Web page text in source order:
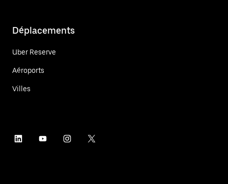
Déplacements
Uber Reserve
Aéroports
Villes